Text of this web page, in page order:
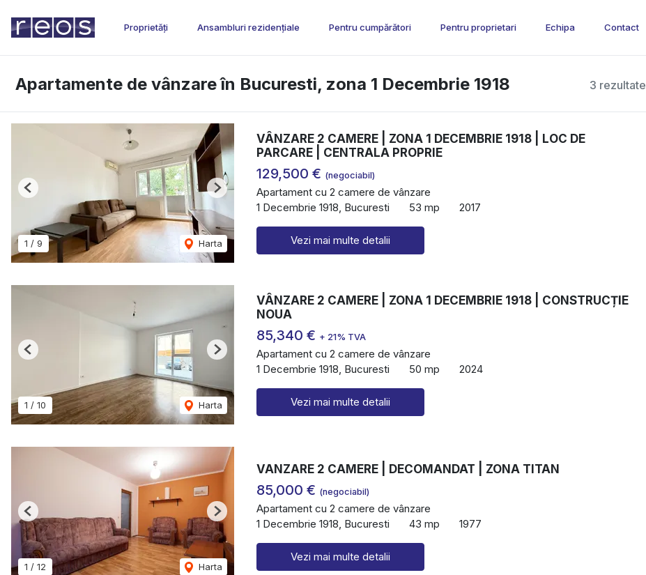
Proprietăți Ansambluri rezidențiale Pentru cumpărători Pentru proprietari Echipa Contact
3 rezultate
Apartamente de vânzare în Bucuresti, zona 1 Decembrie 1918
1 / 9 Harta
Previous Next
VÂNZARE 2 CAMERE | ZONA 1 DECEMBRIE 1918 | LOC DE
PARCARE | CENTRALA PROPRIE
129,500 € (negociabil)
Apartament cu 2 camere de vânzare
1 Decembrie 1918, Bucuresti
53 mp 2017
Vezi mai multe detalii
1 / 10 Harta
Previous Next
VÂNZARE 2 CAMERE | ZONA 1 DECEMBRIE 1918 | CONSTRUCȚIE
NOUA
85,340 € + 21% TVA
Apartament cu 2 camere de vânzare
1 Decembrie 1918, Bucuresti
50 mp 2024
Vezi mai multe detalii
1 / 12 Harta
Previous Next
VANZARE 2 CAMERE | DECOMANDAT | ZONA TITAN
85,000 € (negociabil)
Apartament cu 2 camere de vânzare
1 Decembrie 1918, Bucuresti
43 mp 1977
Vezi mai multe detalii